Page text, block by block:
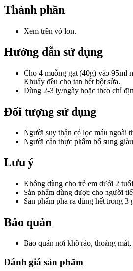
Thành phần
Xem trên vỏ lon.
Hướng dẫn sử dụng
Cho 4 muỗng gạt (40g) vào 95ml
Khuấy đều cho tan hết bột sửa.
Dùng 2-3 ly/ngày hoặc theo chỉ
Đối tượng sử dụng
Người suy thận có lọc máu ngoài
Người cần thực phẩm bổ sung
Lưu ý
Không dùng cho trẻ em dưới 2
Sản phẩm dùng được cho người
Sản phẩm pha ra dùng hết trong 3
Bảo quản
Bảo quản nơi khô ráo, thoáng
Đánh giá sản phẩm